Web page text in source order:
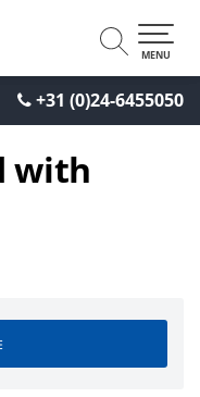
+31 (0)24-6455050
MENU
with